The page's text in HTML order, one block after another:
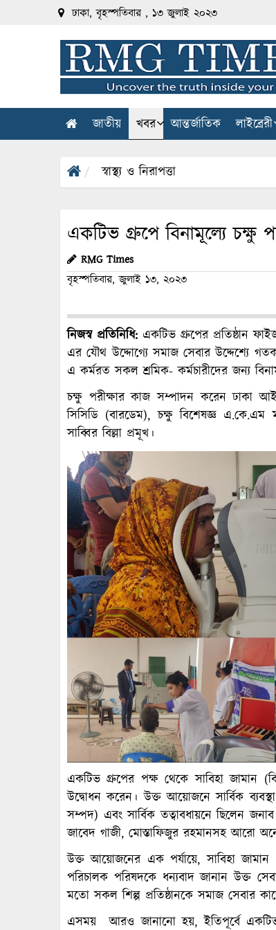
ঢাকা, বৃহস্পতিবার , ১৩ জুলাই ২০২৩
জাতীয় খবর আন্তর্জাতিক লাইব্রেরী
স্বাস্থ্য ও নিরাপত্তা
একটিভ গ্রুপে বিনামূল্যে চক্ষু
RMG Times
বৃহস্পতিবার, জুলাই ১৩, ২০২৩
নিজস্ব প্রতিনিধি: একটিভ গ্রুপের প্রতিষ্ঠান
এর যৌথ উদ্দোগ্যে সমাজ সেবার উদ্দেশ্যে
এ কর্মরত সকল শ্রমিক- কর্মচারীদের জন্য
চক্ষু পরীক্ষার কাজ সম্পাদন করেন ঢাকা
সিসিডি (বারডেম), চক্ষু বিশেষজ্ঞ
সাব্বির বিল্লা প্রমূখ।
একটিভ গ্রুপের পক্ষ থেকে সাবিহা জামান
উদ্বোধন করেন। উক্ত আয়োজনে সার্বিক
সম্পদ) এবং সার্বিক তত্বাবধায়নে ছিলেন
জাবেদ গাজী, মোস্তাফিজুর রহমানসহ আরো
উক্ত আয়োজনের এক পর্যায়ে, সাবিহা
পরিচালক পরিষদকে ধন্যবাদ জানান উক্ত
মতো সকল শিল্প প্রতিষ্ঠানকে সমাজ সেবার
এসময় আরও জানানো হয়, ইতিপূর্বে একটিভ